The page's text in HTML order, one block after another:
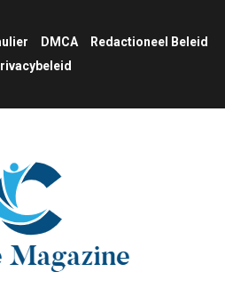
DMCA
Redactioneel Beleid